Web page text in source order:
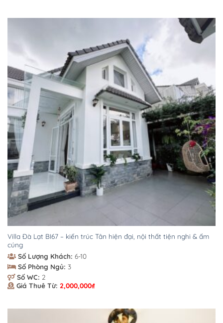
Villa Đà Lạt BI67 – kiến trúc Tân hiện đại, nội thất tiện nghi & ấm
cúng
Số Lượng Khách: 6-10
Số Phòng Ngủ: 3
Số WC: 2
Giá Thuê Từ: 2,000,000₫